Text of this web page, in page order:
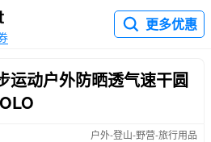
更多优惠
运动户外防晒透气速干圆
户外-登山-野营-旅行用品